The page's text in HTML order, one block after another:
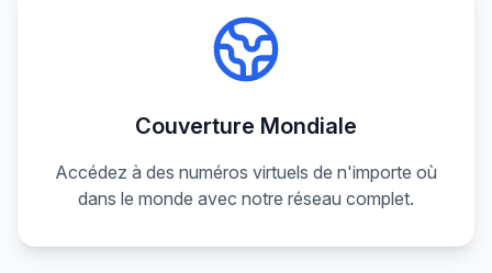
Couverture Mondiale
Accédez à des numéros virtuels de n'importe où
dans le monde avec notre réseau complet.